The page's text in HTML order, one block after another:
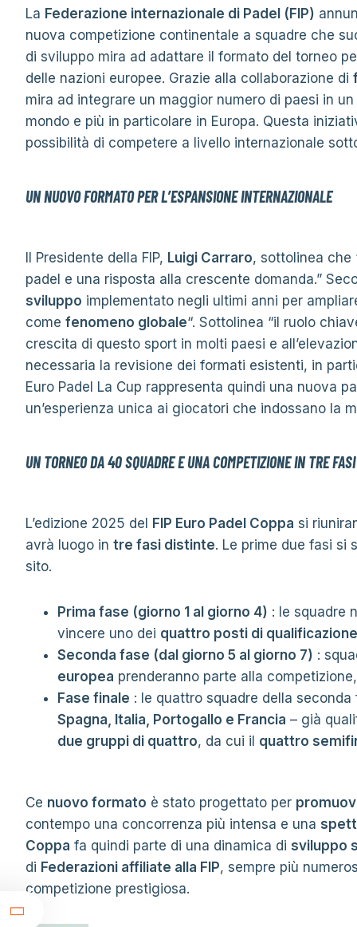
La Federazione internazionale di Padel (FIP)
nuova competizione continentale a squadre che
di sviluppo mira ad adattare il formato del torneo
delle nazioni europee. Grazie alla collaborazione di
mira ad integrare un maggior numero di paesi in
mondo e più in particolare in Europa. Questa
possibilità di competere a livello internazionale
UN NUOVO FORMATO PER L’ESPANSIONE INTERNAZIONALE
Il Presidente della FIP, Luigi Carraro, sottolinea che
padel e una risposta alla crescente domanda.”
sviluppo implementato negli ultimi anni per
come fenomeno globale“. Sottolinea “il ruolo
crescita di questo sport in molti paesi e
necessaria la revisione dei formati esistenti, in
Euro Padel La Cup rappresenta quindi una nuova
un’esperienza unica ai giocatori che indossano la
UN TORNEO DA 40 SQUADRE E UNA COMPETIZIONE IN TRE FASI
L’edizione 2025 del FIP Euro Padel Coppa si
avrà luogo in tre fasi distinte. Le prime due fasi si
sito.
Prima fase (giorno 1 al giorno 4) : le squadre
vincere uno dei quattro posti di qualificazione
Seconda fase (dal giorno 5 al giorno 7) :
europea prenderanno parte alla
Fase finale : le quattro squadre della
Spagna, Italia, Portogallo e Francia – già
due gruppi di quattro, da cui il quattro
Ce nuovo formato è stato progettato per
contempo una concorrenza più intensa e una
Coppa fa quindi parte di una dinamica di sviluppo
di Federazioni affiliate alla FIP, sempre più
competizione prestigiosa.